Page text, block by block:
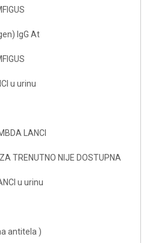
IgG At
u urinu
LANCI
TRENUTNO NIJE DOSTUPNA
u urinu
antitela )